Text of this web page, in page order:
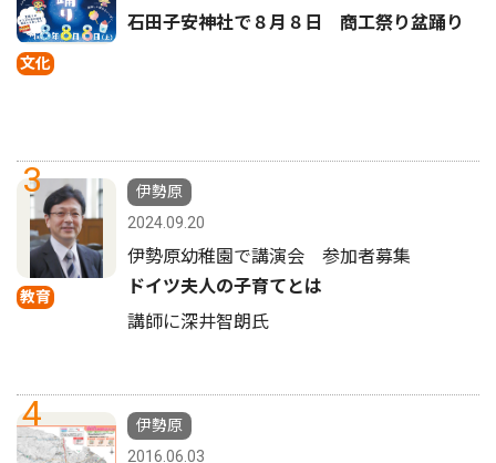
文化
石田子安神社で８月８日 商工祭り盆踊り
3
教育
伊勢原
2024.09.20
伊勢原幼稚園で講演会 参加者募集
ドイツ夫人の子育てとは
講師に深井智朗氏
4
伊勢原
2016.06.03